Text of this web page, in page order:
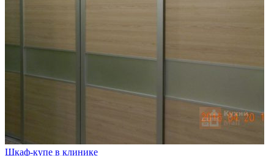
Шкаф-купе в клинике